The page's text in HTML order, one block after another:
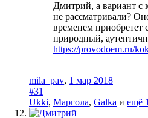
Дмитрий, а вариант с
не рассматривали?
временем приобретет
природный,
https://provodoem.ru/
mila_pav, 1 мар 2018
#31
Ukki, Маргола, Galka и ещё